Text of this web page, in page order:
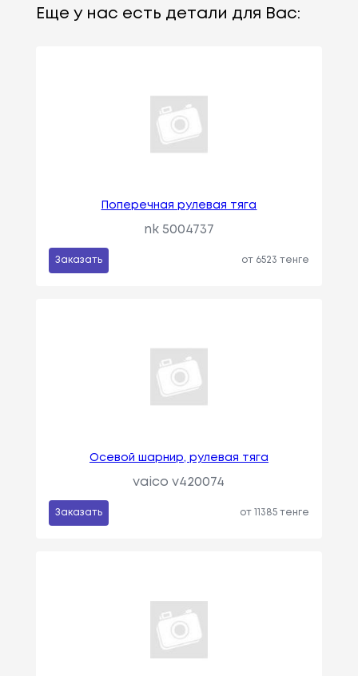
Еще у нас есть детали для Вас:
Поперечная рулевая тяга
nk 5004737
Заказать от 6523 тенге
Осевой шарнир, рулевая тяга
vaico v420074
Заказать от 11385 тенге